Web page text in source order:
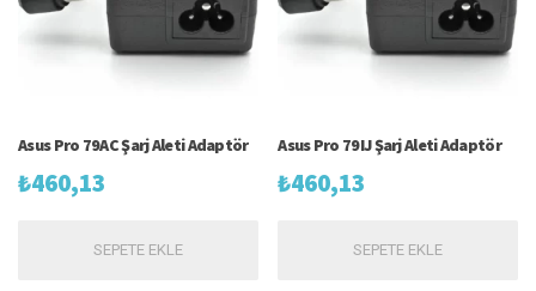
Asus Pro 79AC Şarj Aleti Adaptör
₺460,13
SEPETE EKLE
Asus Pro 79IJ Şarj Aleti Adaptör
₺460,13
SEPETE EKLE